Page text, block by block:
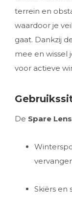
terrein en
waardoor je
gaat. Dankzij
mee en wissel
voor actieve
De Spare
Skiërs en